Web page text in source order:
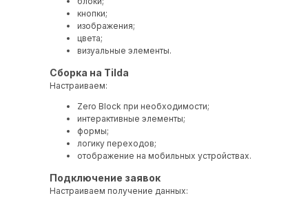
кнопки;
изображения;
цвета;
визуальные элементы.
Сборка на Tilda
Настраиваем:
Zero Block при необходимости;
интерактивные элементы;
формы;
логику переходов;
отображение на мобильных устройствах.
Подключение заявок
Настраиваем получение данных: